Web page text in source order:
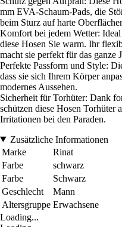
mm EVA-Schaum-Pads, die
beim Sturz auf harte
Komfort bei jedem Wetter:
diese Hosen Sie warm. Ihr
macht sie perfekt für das ganze
Perfekte Passform und Style:
dass sie sich Ihrem Körper
modernes Aussehen.
Sicherheit für Torhüter: Dank
schützen diese Hosen Torhüter
Irritationen bei den Paraden.
Zusätzliche Informationen
Marke
Rinat
Farbe
schwarz
Farbe
Schwarz
Geschlecht
Mann
Altersgruppe Erwachsene
Loading...